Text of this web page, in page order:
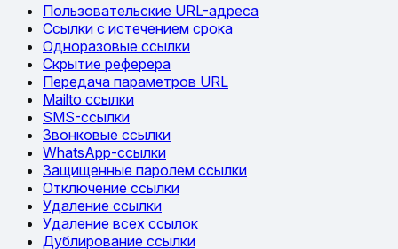
Пользовательские URL-адреса
Ссылки с истечением срока
Одноразовые ссылки
Скрытие реферера
Передача параметров URL
Mailto ссылки
SMS-ссылки
Звонковые ссылки
WhatsApp-ссылки
Защищенные паролем ссылки
Отключение ссылки
Удаление ссылки
Удаление всех ссылок
Дублирование ссылки